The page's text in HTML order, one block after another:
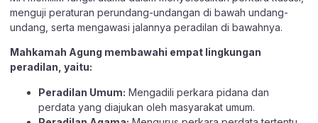
menguji peraturan perundang-undangan di bawah undang-
undang, serta mengawasi jalannya peradilan di bawahnya.
Mahkamah Agung membawahi empat lingkungan
peradilan, yaitu:
Peradilan Umum: Mengadili perkara pidana dan
perdata yang diajukan oleh masyarakat umum.